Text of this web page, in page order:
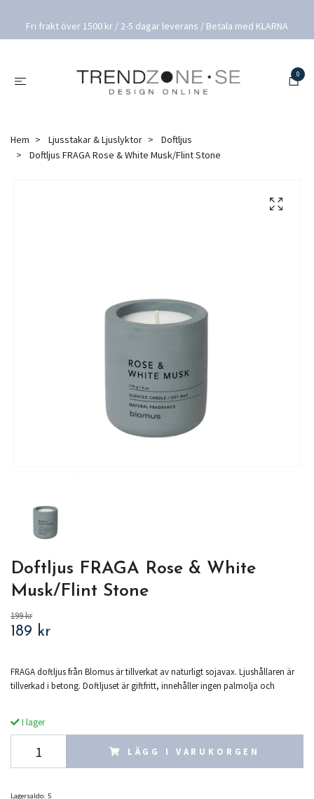
Fri frakt över 1500 kr / 2-5 dagar leverans / Betala med KLARNA
0
Hem Ljusstakar & Ljuslyktor
Doftljus
Doftljus FRAGA Rose & White Musk/Flint Stone
Doftljus FRAGA Rose & White
Musk/Flint Stone
199 kr
189 kr
FRAGA doftljus från Blomus är tillverkat av naturligt sojavax. Ljushållaren är
tillverkad i betong. Doftljuset är giftfritt, innehåller ingen palmolja och
I lager
LÄGG I VARUKORGEN
Lagersaldo: 5